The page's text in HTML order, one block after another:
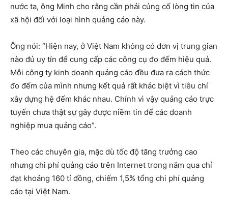
nước ta, ông Minh cho rằng cần phải củng cố lòng tin của
xã hội đối với loại hình quảng cáo này.
Ông nói: “Hiện nay, ở Việt Nam không có đơn vị trung gian
nào đủ uy tín để cung cấp các công cụ đo đếm hiệu quả.
Mỗi công ty kinh doanh quảng cáo đều đưa ra cách thức
đo đếm của mình nhưng kết quả rất khác biệt vì tiêu chí
xây dựng hệ đếm khác nhau. Chính vì vậy quảng cáo trực
tuyến chưa thật sự gây được niềm tin để các doanh
nghiệp mua quảng cáo”.
Theo các chuyên gia, mặc dù tốc độ tăng trưởng cao
nhưng chi phí quảng cáo trên Internet trong năm qua chỉ
đạt khoảng 160 tỉ đồng, chiếm 1,5% tổng chi phí quảng
cáo tại Việt Nam.